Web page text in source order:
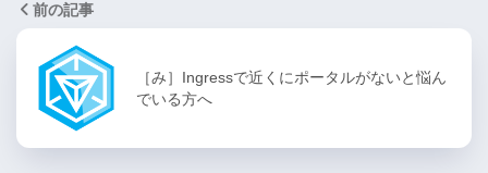
前の記事
［み］Ingressで近くにポータルがないと悩ん
でいる方へ